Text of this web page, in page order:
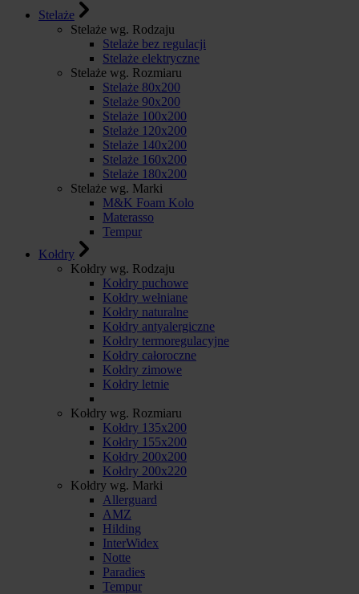
Stelaże
Stelaże wg. Rodzaju
Stelaże bez regulacji
Stelaże elektryczne
Stelaże wg. Rozmiaru
Stelaże 80x200
Stelaże 90x200
Stelaże 100x200
Stelaże 120x200
Stelaże 140x200
Stelaże 160x200
Stelaże 180x200
Stelaże wg. Marki
M&K Foam Kolo
Materasso
Tempur
Kołdry
Kołdry wg. Rodzaju
Kołdry puchowe
Kołdry wełniane
Kołdry naturalne
Kołdry antyalergiczne
Kołdry termoregulacyjne
Kołdry całoroczne
Kołdry zimowe
Kołdry letnie
Kołdry wg. Rozmiaru
Kołdry 135x200
Kołdry 155x200
Kołdry 200x200
Kołdry 200x220
Kołdry wg. Marki
Allerguard
AMZ
Hilding
InterWidex
Notte
Paradies
Tempur